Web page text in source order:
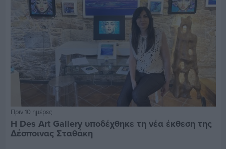
Πριν 10 ημέρες
Η Des Art Gallery υποδέχθηκε τη νέα έκθεση της
Δέσποινας Σταθάκη